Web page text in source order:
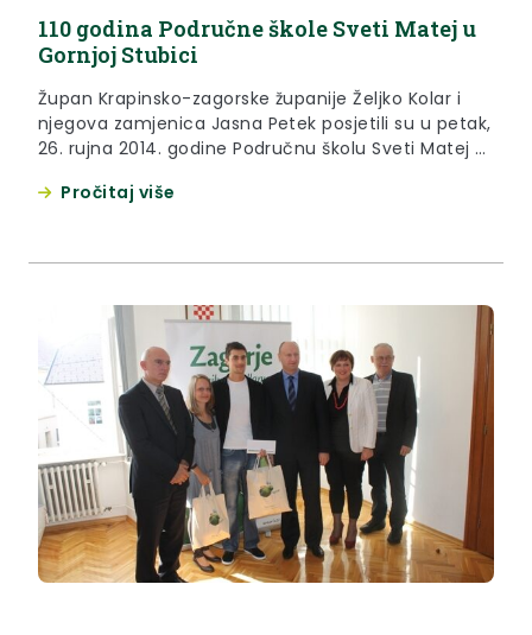
110 godina Područne škole Sveti Matej u
Gornjoj Stubici
Župan Krapinsko-zagorske županije Željko Kolar i
njegova zamjenica Jasna Petek posjetili su u petak,
26. rujna 2014. godine Područnu školu Sveti Matej u
Pročitaj više